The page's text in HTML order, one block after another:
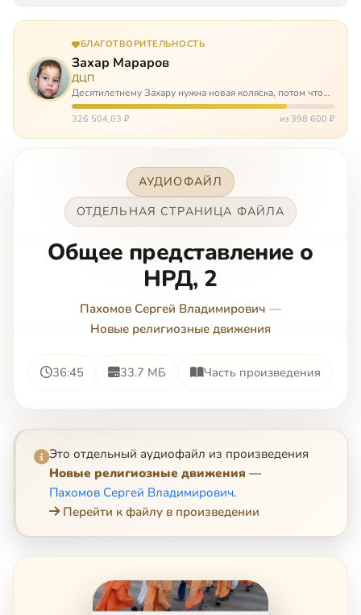
БЛАГОТВОРИТЕЛЬНОСТЬ
Захар Мараров
ДЦП
Десятилетнему Захару нужна новая коляска, потом что
старая сломалась. А без коляски он не сможет не только
просто выходить из дома, но и продолжать лечение в
326 504,03 ₽ из 398 600 ₽
АУДИОФАЙЛ
ОТДЕЛЬНАЯ СТРАНИЦА ФАЙЛА
Общее представление о
НРД, 2
Пахомов Сергей Владимирович —
Новые религиозные движения
36:45 33.7 МБ Часть произведения
Это отдельный аудиофайл из произведения
Новые религиозные движения —
Пахомов Сергей Владимирович.
Перейти к файлу в произведении